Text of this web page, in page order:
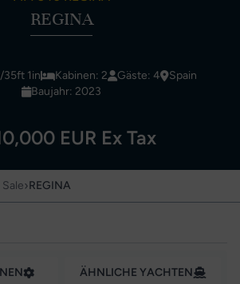
REGINA
35ft 1in Kabinen: 2 Gäste: 4
Spain
Baujahr: 2023
EUR Ex Tax
›REGINA
ÄHNLICHE YACHTEN